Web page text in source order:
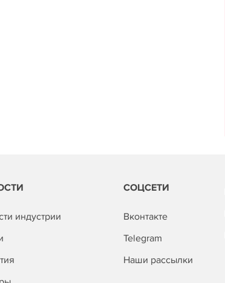
индустрии
СОЦСЕТИ
Вконтакте
Telegram
Наши рассылки